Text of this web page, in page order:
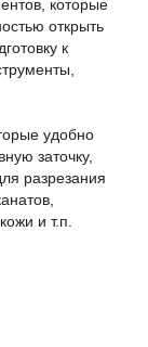
которые
открыть
к
удобно
заточку,
разрезания
и т.п.